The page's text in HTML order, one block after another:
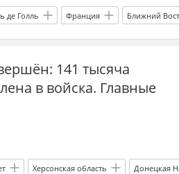
де Голль Франция Ближний
141 тысяча
в войска. Главные
Херсонская область Донецкая